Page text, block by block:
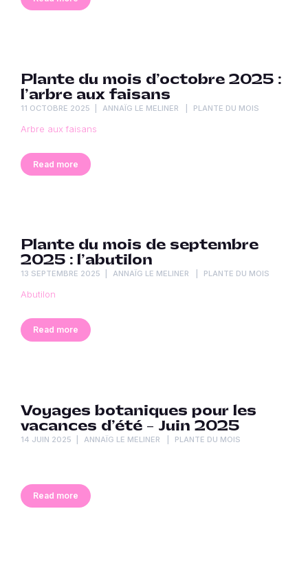
Plante du mois d’octobre 2025 :
l’arbre aux faisans
11 OCTOBRE 2025 ANNAÏG LE MELINER PLANTE DU MOIS
Arbre aux faisans
Read more
Plante du mois de septembre
2025 : l’abutilon
13 SEPTEMBRE 2025 ANNAÏG LE MELINER PLANTE DU MOIS
Abutilon
Read more
Voyages botaniques pour les
vacances d’été – Juin 2025
14 JUIN 2025 ANNAÏG LE MELINER PLANTE DU MOIS
Read more